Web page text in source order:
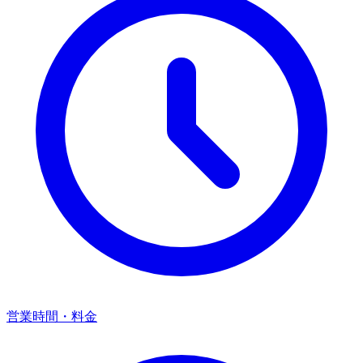
営業時間・料金